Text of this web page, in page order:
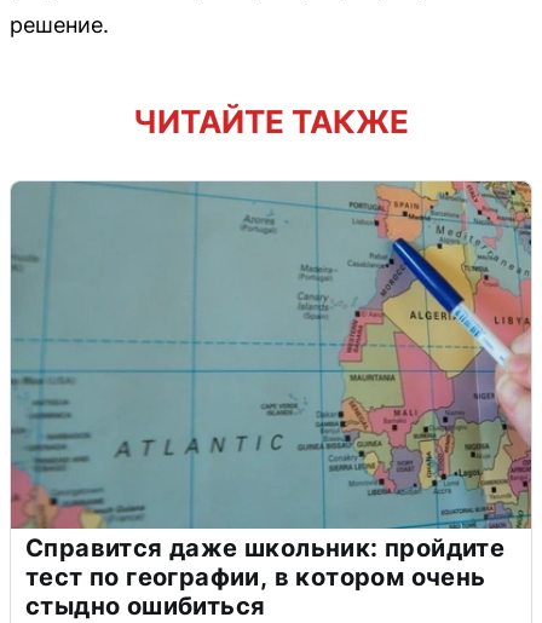
решение.
ЧИТАЙТЕ ТАКЖЕ
Справится даже школьник: пройдите
тест по географии, в котором очень
стыдно ошибиться